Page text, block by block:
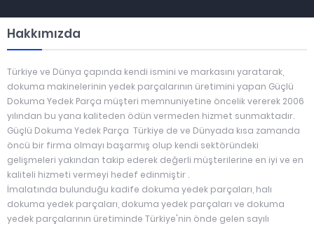
Hakkımızda
Türkiye ve Dünya çapında kendi ismini ve markasını yaratarak,
dokuma makinelerinin yedek parçalarının üretimini yapan Güçlü
Dokuma Yedek Parça müşteri memnuniyetine öncelik vererek 2006
yılından bu yana kaliteden ödün vermeden hizmet sunmaktadır.
Güçlü Dokuma Yedek Parça Türkiye de ve Dünyada kısa zamanda
öncü bir firma olmayı başarmış olup kendi sektöründeki
gelişmeleri yakından takip ederek değerli müşterilerine en iyi ve en
kaliteli hizmeti vermeyi hedef edinmiştir .
İmalatında bulunduğu kadife dokuma yedek parçaları, halı
dokuma yedek parçaları, dokuma yedek parçaları ve dokuma
yedek parçalarının üretiminde Türkiye'nin önde gelen sayılı